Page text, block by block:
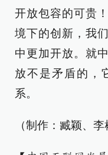
开放包容的可贵
境下的创新，我
中更加开放。就
放不是矛盾的，
系。
（制作：臧颖、